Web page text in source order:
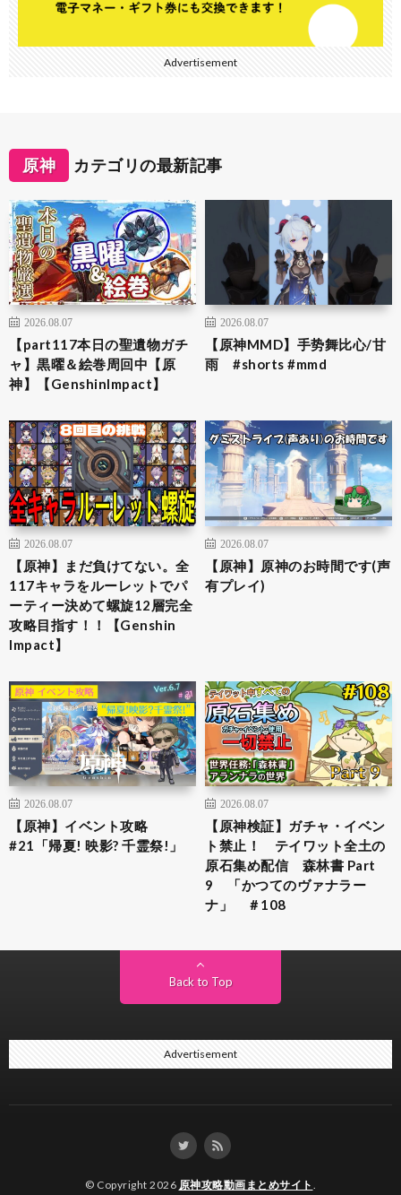
Advertisement
原神 カテゴリの最新記事
2026.08.07
【part117本日の聖遺物ガチ
ャ】黒曜＆絵巻周回中【原
神】【GenshinImpact】
2026.08.07
【原神MMD】手势舞比心/甘
雨 #shorts #mmd
2026.08.07
【原神】まだ負けてない。全
117キャラをルーレットでパ
ーティー決めて螺旋12層完全
攻略目指す！！【Genshin
Impact】
2026.08.07
【原神】原神のお時間です(声
有プレイ)
2026.08.07
【原神】イベント攻略
#21「帰夏! 映影? 千霊祭!」
2026.08.07
【原神検証】ガチャ・イベン
ト禁止！ テイワット全土の
原石集め配信 森林書 Part
9 「かつてのヴァナラー
ナ」 ＃108
Back to Top
Advertisement
© Copyright 2026 原神攻略動画まとめサイト .